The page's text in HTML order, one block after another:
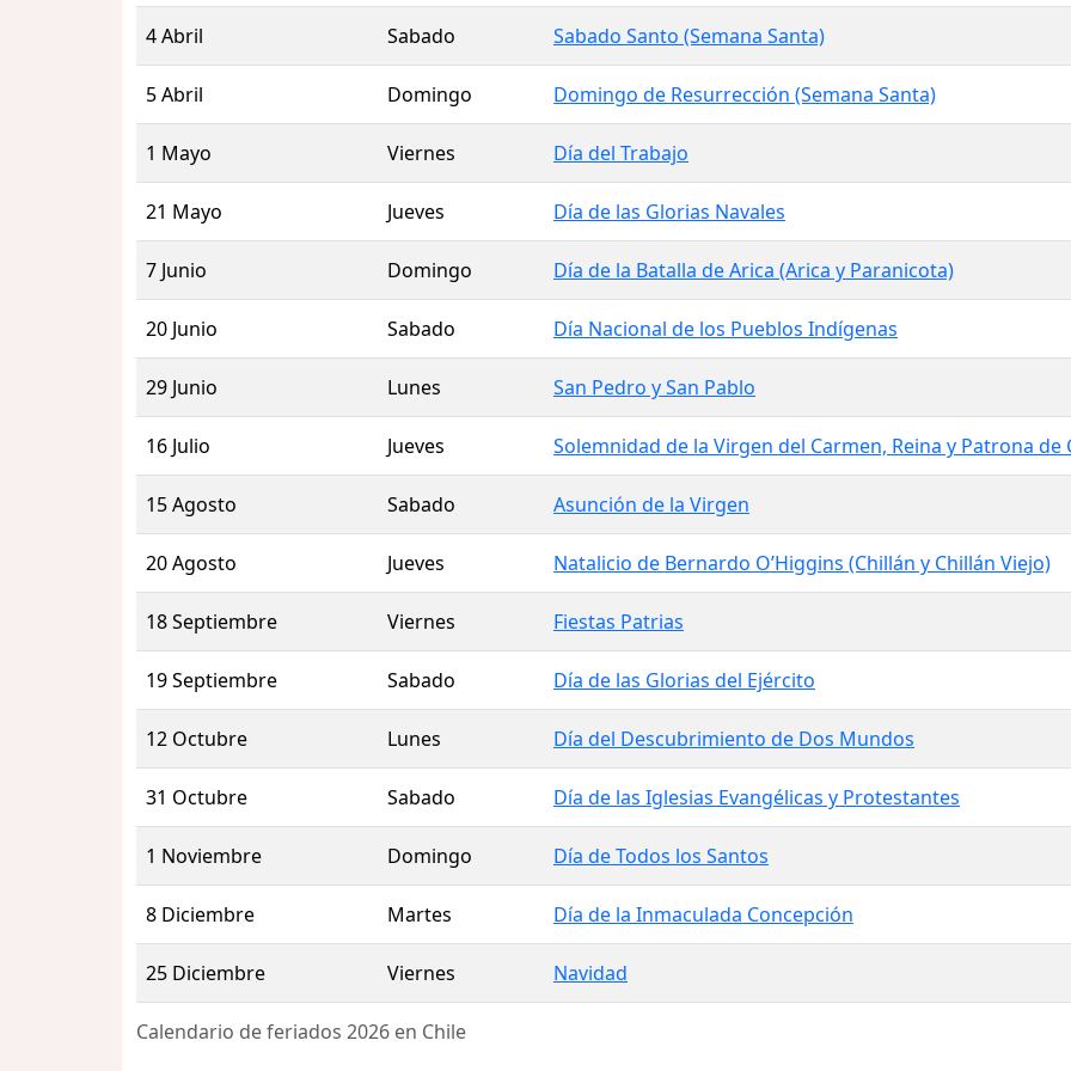
Calendario de feriados 2026 en Chile
4 Abril Sabado Sabado Santo (Semana Santa)
5 Abril Domingo Domingo de Resurrección (Semana Santa)
1 Mayo Viernes Día del Trabajo
21 Mayo Jueves Día de las Glorias Navales
7 Junio Domingo Día de la Batalla de Arica (Arica y Paranicota)
20 Junio Sabado Día Nacional de los Pueblos Indígenas
29 Junio Lunes San Pedro y San Pablo
16 Julio Jueves Solemnidad de la Virgen del Carmen, Reina y Patrona de
15 Agosto Sabado Asunción de la Virgen
20 Agosto Jueves Natalicio de Bernardo O’Higgins (Chillán y Chillán Viejo)
18 Septiembre Viernes Fiestas Patrias
19 Septiembre Sabado Día de las Glorias del Ejército
12 Octubre Lunes Día del Descubrimiento de Dos Mundos
31 Octubre Sabado Día de las Iglesias Evangélicas y Protestantes
1 Noviembre Domingo Día de Todos los Santos
8 Diciembre Martes Día de la Inmaculada Concepción
25 Diciembre Viernes Navidad